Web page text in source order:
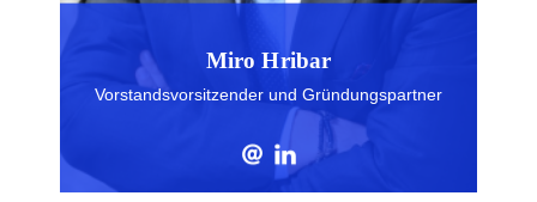
Miro Hribar
Vorstandsvorsitzender und Gründungspartner